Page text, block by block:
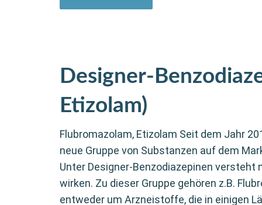
Designer-
Etizolam)
Flubromazolam, Etizolam Seit dem Jahr
neue Gruppe von Substanzen auf dem
Unter Designer-Benzodiazepinen versteht
wirken. Zu dieser Gruppe gehören z.B.
entweder um Arzneistoffe, die in einigen